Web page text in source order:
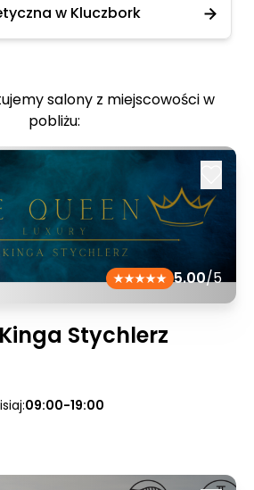
w Kluczbork
salony z miejscowości w
pobliżu:
5.00/5
Stychlerz
09:00-19:00